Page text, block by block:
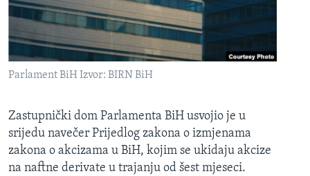
MAGAZIN
O GLASU AMERIKE
Learning English
PRATITE NAS
Parlament BiH Izvor: BIRN BiH
Zastupnički dom Parlamenta BiH usvojio je u
srijedu navečer Prijedlog zakona o izmjenama
zakona o akcizama u BiH, kojim se ukidaju akcize
na naftne derivate u trajanju od šest mjeseci.